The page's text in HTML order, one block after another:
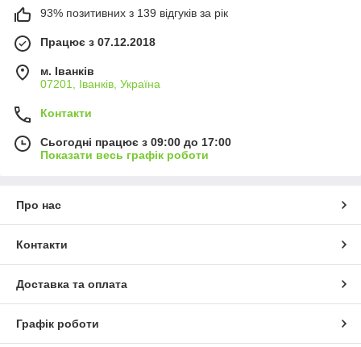
93% позитивних з 139 відгуків за рік
Працює з 07.12.2018
м. Іванків
07201, Іванків, Україна
Контакти
Сьогодні працює з 09:00 до 17:00
Показати весь графік роботи
Про нас
Контакти
Доставка та оплата
Графік роботи